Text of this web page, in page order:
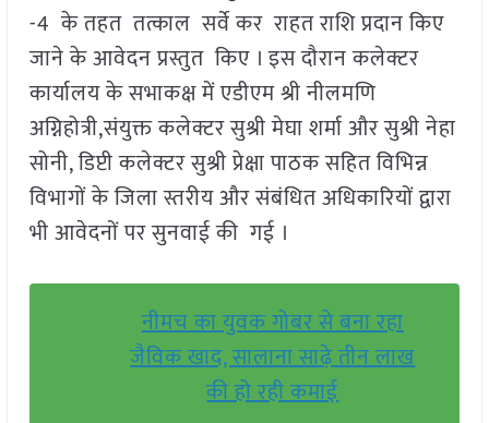
-4 के तहत तत्काल सर्वे कर राहत राशि प्रदान किए
जाने के आवेदन प्रस्तुत किए । इस दौरान कलेक्टर
कार्यालय के सभाकक्ष में एडीएम श्री नीलमणि
अग्निहोत्री,संयुक्त कलेक्टर सुश्री मेघा शर्मा और सुश्री नेहा
सोनी, डिप्टी कलेक्टर सुश्री प्रेक्षा पाठक सहित विभिन्न
विभागों के जिला स्तरीय और संबंधित अधिकारियों द्वारा
भी आवेदनों पर सुनवाई की गई ।
नीमच का युवक गोबर से बना रहा
जैविक खाद, सालाना साढ़े तीन लाख
की हो रही कमाई